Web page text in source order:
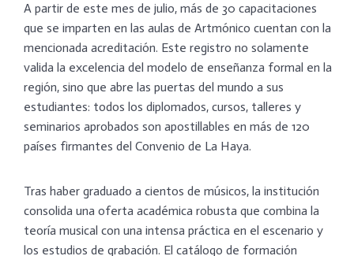
A partir de este mes de julio, más de 30 capacitaciones
que se imparten en las aulas de Artmónico cuentan con la
mencionada acreditación. Este registro no solamente
valida la excelencia del modelo de enseñanza formal en la
región, sino que abre las puertas del mundo a sus
estudiantes: todos los diplomados, cursos, talleres y
seminarios aprobados son apostillables en más de 120
países firmantes del Convenio de La Haya.​
Tras haber graduado a cientos de músicos, la institución
consolida una oferta académica robusta que combina la
teoría musical con una intensa práctica en el escenario y
los estudios de grabación. El catálogo de formación